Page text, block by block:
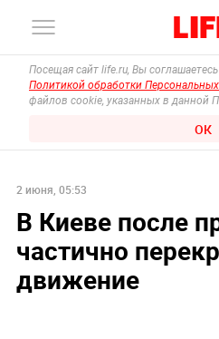
Посещая сайт life.ru, Вы
Политикой обработки
файлов cookie, указанных в данной
ОК
2 июня, 05:53
В Киеве после
частично
движение